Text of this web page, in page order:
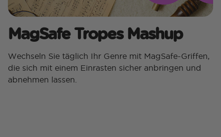
MagSafe Tropes Mashup​
Wechseln Sie täglich Ihr Genre mit MagSafe-Griffen,
die sich mit einem Einrasten sicher anbringen und
abnehmen lassen.